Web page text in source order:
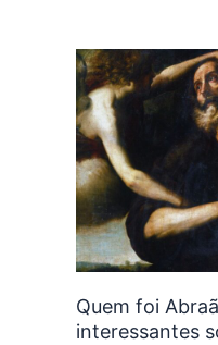
Quem foi
interessantes